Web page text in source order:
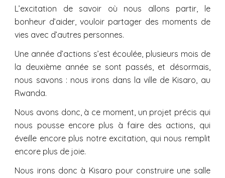
L’excitation de savoir où nous allons partir, le
bonheur d’aider, vouloir partager des moments de
vies avec d’autres personnes.
Une année d’actions s’est écoulée, plusieurs mois de
la deuxième année se sont passés, et désormais,
nous savons : nous irons dans la ville de Kisaro, au
Rwanda.
Nous avons donc, à ce moment, un projet précis qui
nous pousse encore plus à faire des actions, qui
éveille encore plus notre excitation, qui nous remplit
encore plus de joie.
Nous irons donc à Kisaro pour construire une salle